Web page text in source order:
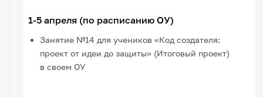
1-5 апреля (по расписанию ОУ)
Занятие №14 для учеников «Код создателя:
проект от идеи до защиты» (Итоговый проект)
в своем ОУ